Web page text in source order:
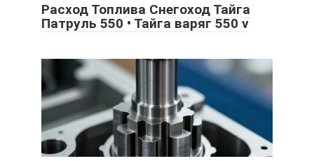
Расход Топлива Снегоход Тайга
Патруль 550 • Тайга варяг 550 v